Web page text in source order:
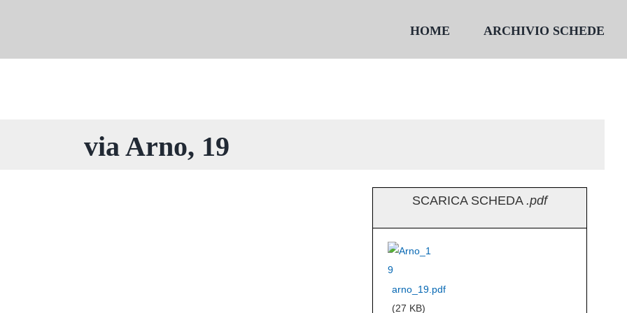
HOME ARCHIVIO SCHEDE
via Arno, 19
SCARICA SCHEDA .pdf
arno_19.pdf
(27 KB)